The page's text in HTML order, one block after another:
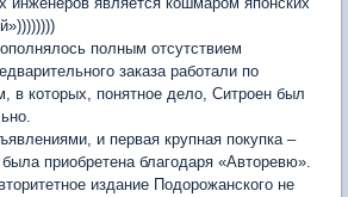
полным отсутствием
заказа работали по
в которых, понятное дело, Ситроен был
и первая крупная покупка –
приобретена благодаря «Авторевю».
издание Подорожанского не